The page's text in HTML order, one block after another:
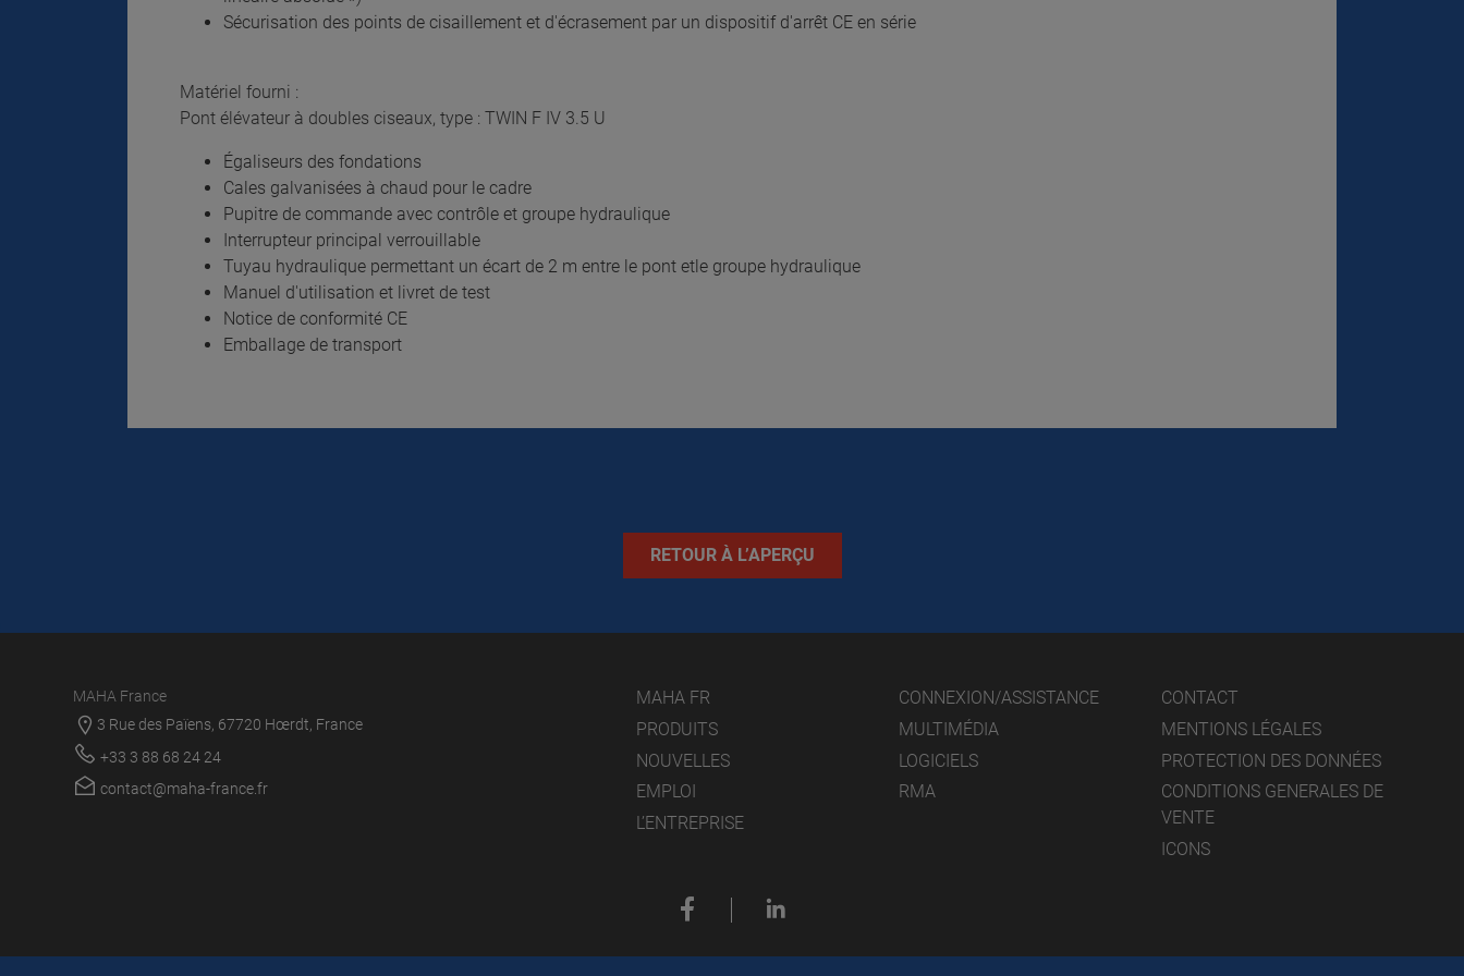
Sécurisation des points de cisaillement et d'écrasement par un dispositif d'arrêt CE en série
Matériel fourni :
Pont élévateur à doubles ciseaux, type : TWIN F IV 3.5 U
Égaliseurs des fondations
Cales galvanisées à chaud pour le cadre
Pupitre de commande avec contrôle et groupe hydraulique
Interrupteur principal verrouillable
Tuyau hydraulique permettant un écart de 2 m entre le pont etle groupe hydraulique
Manuel d'utilisation et livret de test
Notice de conformité CE
Emballage de transport
RETOUR À L’APERÇU
MAHA France
3 Rue des Païens, 67720 Hœrdt, France
+33 3 88 68 24 24
contact@maha-france.fr
MAHA FR
PRODUITS
NOUVELLES
EMPLOI
L’ENTREPRISE
CONNEXION/ASSISTANCE
MULTIMÉDIA
LOGICIELS
RMA
CONTACT
MENTIONS LÉGALES
PROTECTION DES DONNÉES
CONDITIONS GENERALES DE
VENTE
ICONS